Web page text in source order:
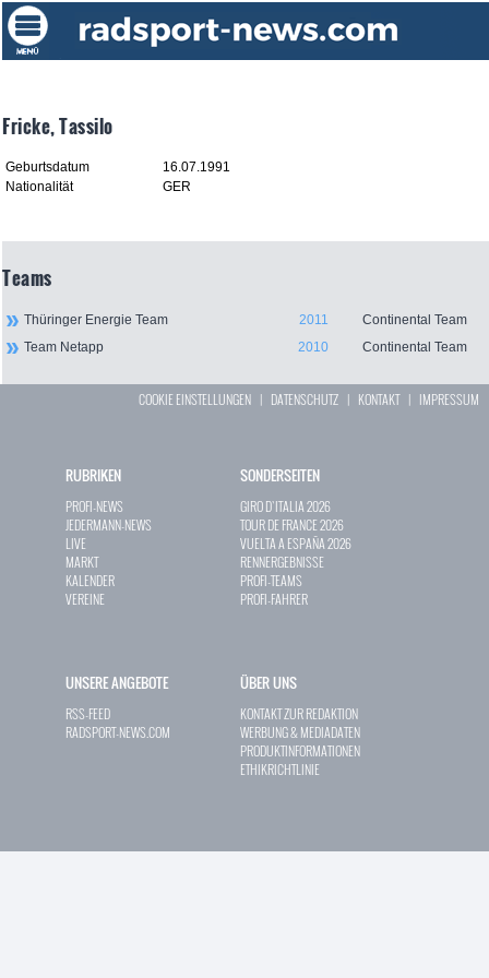
Fricke, Tassilo
Geburtsdatum
16.07.1991
Nationalität
GER
Teams
Thüringer Energie Team 2011
Continental Team
Team Netapp
2010 Continental Team
COOKIE EINSTELLUNGEN | DATENSCHUTZ | KONTAKT| IMPRESSUM
RUBRIKEN
PROFI-NEWS
JEDERMANN-NEWS
LIVE
MARKT
KALENDER
VEREINE
SONDERSEITEN
GIRO D`ITALIA 2026
TOUR DE FRANCE 2026
VUELTA A ESPAÑA 2026
RENNERGEBNISSE
PROFI-TEAMS
PROFI-FAHRER
UNSERE ANGEBOTE
RSS-FEED
RADSPORT-NEWS.COM
ÜBER UNS
KONTAKT ZUR REDAKTION
WERBUNG & MEDIADATEN
PRODUKTINFORMATIONEN
ETHIKRICHTLINIE